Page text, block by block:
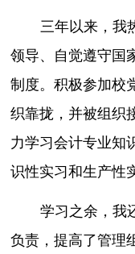
三年以来，我
领导、自觉遵守国
制度。积极参加校
织靠拢，并被组织
力学习会计专业知
识性实习和生产性
学习之余，我
负责，提高了管理